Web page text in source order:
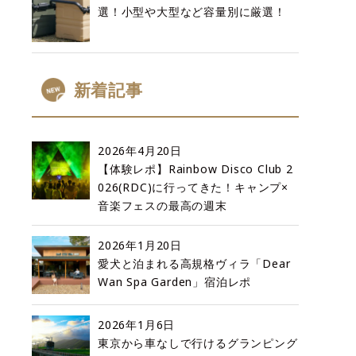
選！小型や大型など容量別に厳選！
新着記事
2026年4月20日
【体験レポ】Rainbow Disco Club 2
026(RDC)に行ってきた！キャンプ×
音楽フェスの最高の週末
2026年1月20日
愛犬と泊まれる高規格ヴィラ「Dear
Wan Spa Garden」宿泊レポ
2026年1月6日
東京から車なしで行けるグランピング